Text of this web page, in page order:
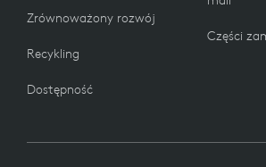
z obsługą technologii Bluetooth.
DANE TECHNICZNE
Zrównoważony rozwój
Recykling
Dostępność
Części